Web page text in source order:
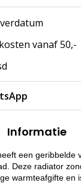
vanaf 50,-
Informatie
een geribbelde
Deze radiator
warmteafgifte en